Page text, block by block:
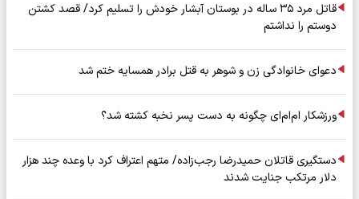
قاتل مرد ۳۵ ساله در بوستان آبشار خودش را تسلیم کرد/ قصد کشتن
دوستم را نداشتم
دعوای خانوادگی زن و شوهر به قتل برادر همسایه ختم شد
ورزشکار ام‌ام‌ای چگونه به دست پسر نخبه کشته شد؟
دستگیری قاتلان حمیدرضا رجب‌زاده/ متهم اعتراف کرد با وعده چند هزار
دلار مرتکب جنایت شدند